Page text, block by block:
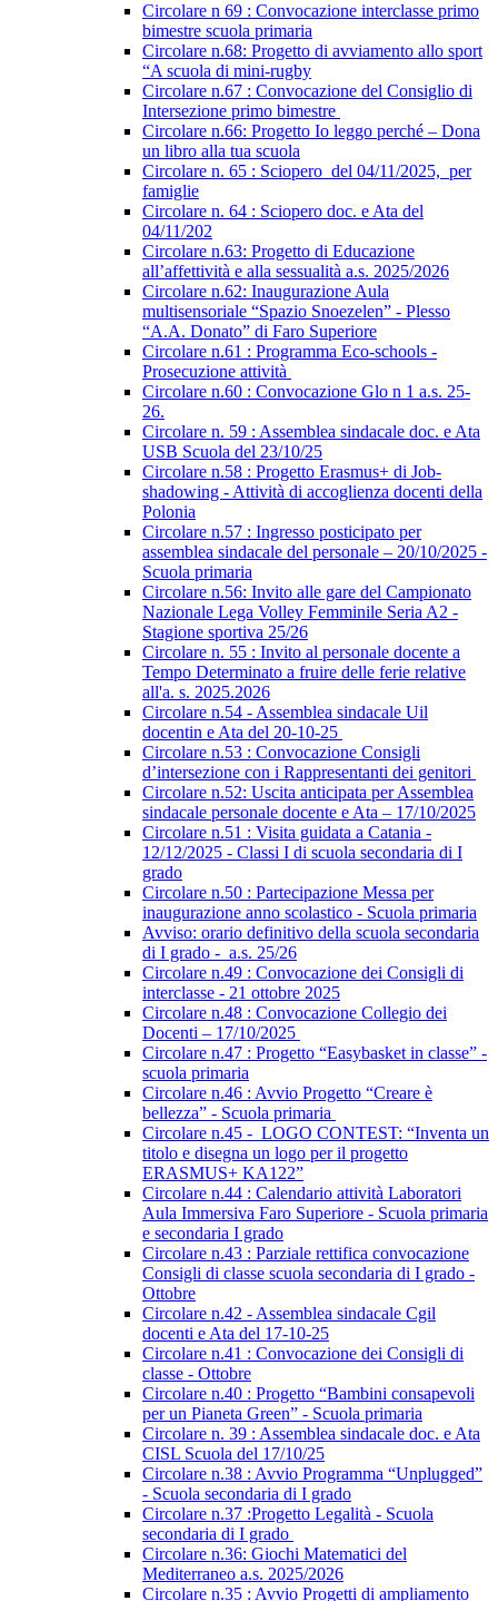
Circolare n 69 : Convocazione interclasse primo
bimestre scuola primaria
Circolare n.68: Progetto di avviamento allo sport
“A scuola di mini-rugby
Circolare n.67 : Convocazione del Consiglio di
Intersezione primo bimestre
Circolare n.66: Progetto Io leggo perché – Dona
un libro alla tua scuola
Circolare n. 65 : Sciopero del 04/11/2025, per
famiglie
Circolare n. 64 : Sciopero doc. e Ata del
04/11/202
Circolare n.63: Progetto di Educazione
all’affettività e alla sessualità a.s. 2025/2026
Circolare n.62: Inaugurazione Aula
multisensoriale “Spazio Snoezelen” - Plesso
“A.A. Donato” di Faro Superiore
Circolare n.61 : Programma Eco-schools -
Prosecuzione attività
Circolare n.60 : Convocazione Glo n 1 a.s. 25-
26.
Circolare n. 59 : Assemblea sindacale doc. e Ata
USB Scuola del 23/10/25
Circolare n.58 : Progetto Erasmus+ di Job-
shadowing - Attività di accoglienza docenti della
Polonia
Circolare n.57 : Ingresso posticipato per
assemblea sindacale del personale – 20/10/2025 -
Scuola primaria
Circolare n.56: Invito alle gare del Campionato
Nazionale Lega Volley Femminile Seria A2 -
Stagione sportiva 25/26
Circolare n. 55 : Invito al personale docente a
Tempo Determinato a fruire delle ferie relative
all'a. s. 2025.2026
Circolare n.54 - Assemblea sindacale Uil
docentin e Ata del 20-10-25
Circolare n.53 : Convocazione Consigli
d’intersezione con i Rappresentanti dei genitori
Circolare n.52: Uscita anticipata per Assemblea
sindacale personale docente e Ata – 17/10/2025
Circolare n.51 : Visita guidata a Catania -
12/12/2025 - Classi I di scuola secondaria di I
grado
Circolare n.50 : Partecipazione Messa per
inaugurazione anno scolastico - Scuola primaria
Avviso: orario definitivo della scuola secondaria
di I grado - a.s. 25/26
Circolare n.49 : Convocazione dei Consigli di
interclasse - 21 ottobre 2025
Circolare n.48 : Convocazione Collegio dei
Docenti – 17/10/2025
Circolare n.47 : Progetto “Easybasket in classe” -
scuola primaria
Circolare n.46 : Avvio Progetto “Creare è
bellezza” - Scuola primaria
Circolare n.45 - LOGO CONTEST: “Inventa un
titolo e disegna un logo per il progetto
ERASMUS+ KA122”
Circolare n.44 : Calendario attività Laboratori
Aula Immersiva Faro Superiore - Scuola primaria
e secondaria I grado
Circolare n.43 : Parziale rettifica convocazione
Consigli di classe scuola secondaria di I grado -
Ottobre
Circolare n.42 - Assemblea sindacale Cgil
docenti e Ata del 17-10-25
Circolare n.41 : Convocazione dei Consigli di
classe - Ottobre
Circolare n.40 : Progetto “Bambini consapevoli
per un Pianeta Green” - Scuola primaria
Circolare n. 39 : Assemblea sindacale doc. e Ata
CISL Scuola del 17/10/25
Circolare n.38 : Avvio Programma “Unplugged”
- Scuola secondaria di I grado
Circolare n.37 :Progetto Legalità - Scuola
secondaria di I grado
Circolare n.36: Giochi Matematici del
Mediterraneo a.s. 2025/2026
Circolare n.35 : Avvio Progetti di ampliamento